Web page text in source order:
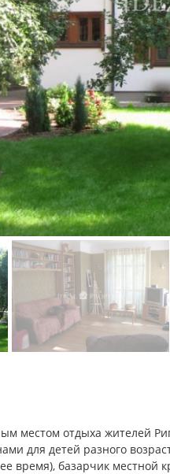
местом отдыха жителей
для детей разного
время), базарчик местной